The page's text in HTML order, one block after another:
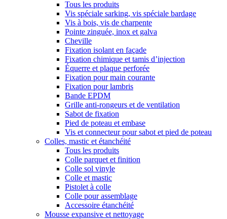
Tous les produits
Vis spéciale sarking, vis spéciale bardage
Vis à bois, vis de charpente
Pointe zinguée, inox et galva
Cheville
Fixation isolant en façade
Fixation chimique et tamis d’injection
Équerre et plaque perforée
Fixation pour main courante
Fixation pour lambris
Bande EPDM
Grille anti-rongeurs et de ventilation
Sabot de fixation
Pied de poteau et embase
Vis et connecteur pour sabot et pied de poteau
Colles, mastic et étanchéité
Tous les produits
Colle parquet et finition
Colle sol vinyle
Colle et mastic
Pistolet à colle
Colle pour assemblage
Accessoire étanchéité
Mousse expansive et nettoyage